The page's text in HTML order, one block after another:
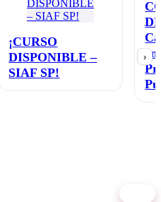
¡CURSO
DISPONIBLE –
SIAF SP!
en
›